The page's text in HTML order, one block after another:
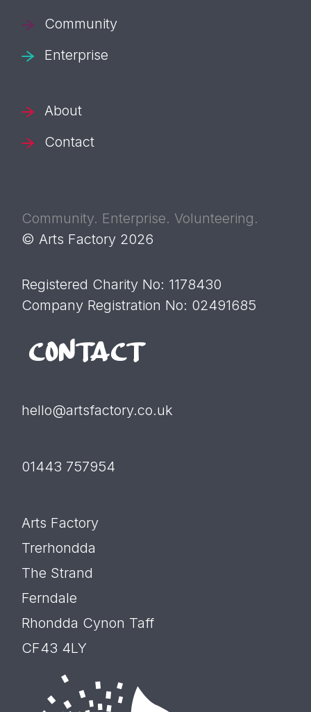
Community
Enterprise
About
Contact
Community. Enterprise. Volunteering.
© Arts Factory 2026
Registered Charity No: 1178430
Company Registration No: 02491685
CONTACT
hello@artsfactory.co.uk
01443 757954
Arts Factory
Trerhondda
The Strand
Ferndale
Rhondda Cynon Taff
CF43 4LY